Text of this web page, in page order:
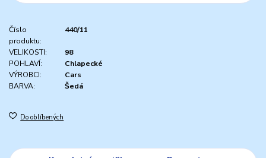
Číslo
produktu:
440/11
VELIKOSTI:
98
POHLAVÍ:
Chlapecké
VÝROBCI:
Cars
BARVA:
Šedá
Do oblíbených